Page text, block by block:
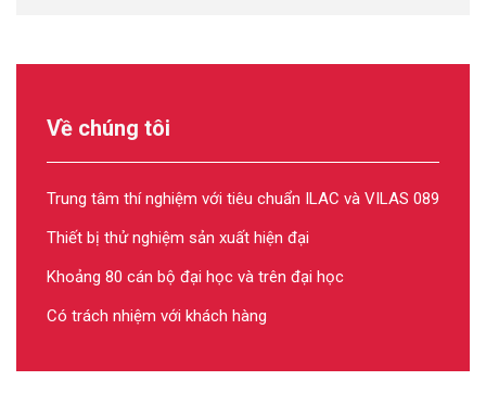
Về chúng tôi
Trung tâm thí nghiệm với tiêu chuẩn ILAC và VILAS 089
Thiết bị thử nghiệm sản xuất hiện đại
Khoảng 80 cán bộ đại học và trên đại học
Có trách nhiệm với khách hàng